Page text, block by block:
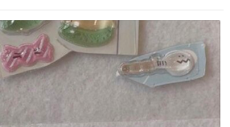
けど´д` ; #Apple #iPhone3G